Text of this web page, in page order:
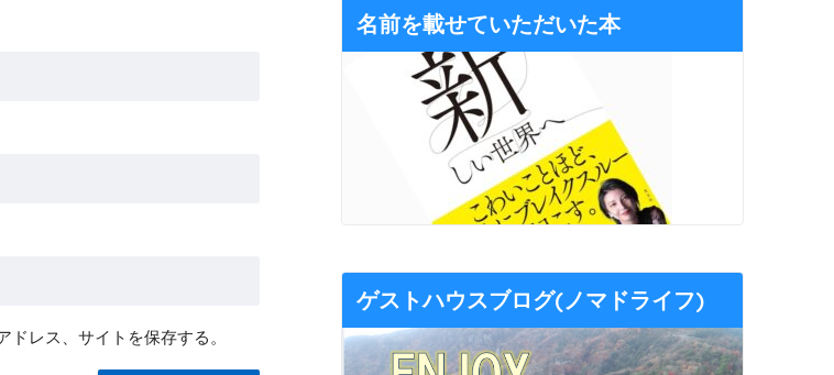
レス、サイトを保存する。
名前を載せていただいた本
ゲストハウスブログ(ノマドライフ)